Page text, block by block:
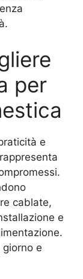
per
e
cablate,
e
e